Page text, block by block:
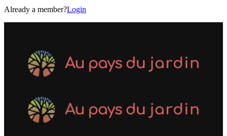
Already a member?Login